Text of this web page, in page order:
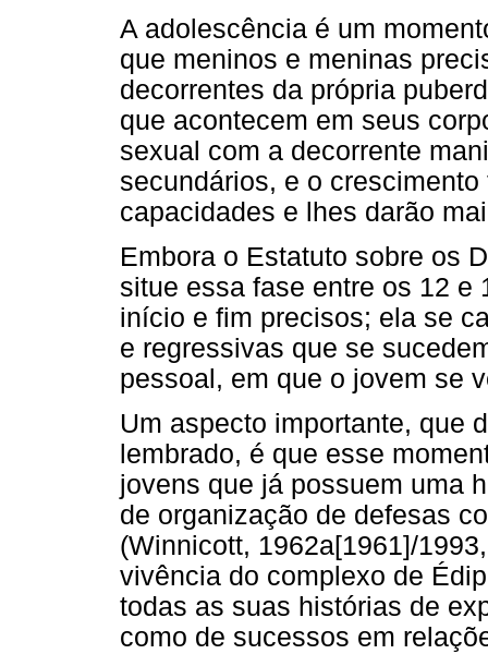
A adolescência é um
que meninos e meninas
decorrentes da própria
que acontecem em seus
sexual com a decorrente
secundários, e o
capacidades e lhes darão
Embora o Estatuto sobre os
situe essa fase entre os 12 e
início e fim precisos; ela se
e regressivas que se
pessoal, em que o jovem se
Um aspecto importante, que
lembrado, é que esse
jovens que já possuem uma
de organização de defesas
(Winnicott, 1962a[1961]/
vivência do complexo de
todas as suas histórias de
como de sucessos em